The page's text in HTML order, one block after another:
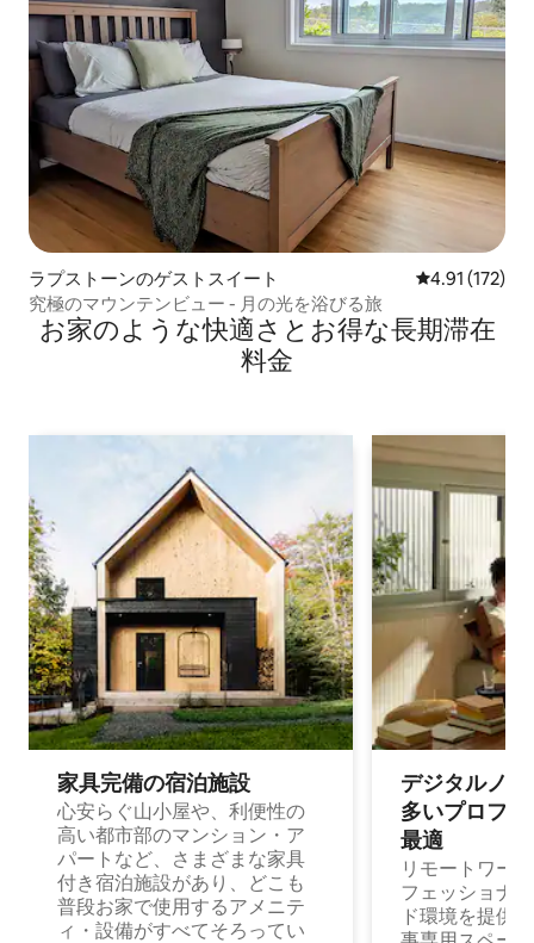
ラプストーンのゲストスイート レビュー172
4.91 (172)
究極のマウンテンビュー - 月の光を浴びる旅
お家のような快⁠適⁠さ⁠とお⁠得⁠な長⁠期⁠滞⁠在
料⁠金
家具完備の宿⁠泊⁠施⁠設
心安らぐ山小屋や、利便性の
高い都市部のマンション・ア
パートなど、さまざまな家具
付き宿泊施設があり、どこも
普段お家で使用するアメニテ
ィ・設備がすべてそろってい
デジタルノ
多⁠いプ⁠ロ⁠フ⁠
最⁠適
リモートワー
フェッショナ
ド環境を提供